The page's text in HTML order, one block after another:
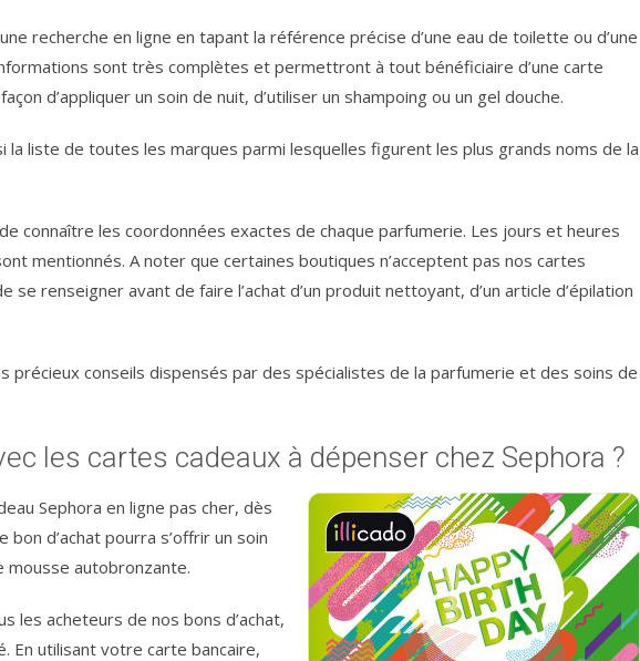
recherche en ligne en tapant la référence précise d’une eau de toilette ou d’une
sont très complètes et permettront à tout bénéficiaire d’une carte
d’appliquer un soin de nuit, d’utiliser un shampoing ou un gel douche.
la liste de toutes les marques parmi lesquelles figurent les plus grands noms de la
connaître les coordonnées exactes de chaque parfumerie. Les jours et heures
mentionnés. A noter que certaines boutiques n’acceptent pas nos cartes
se renseigner avant de faire l’achat d’un produit nettoyant, d’un article d’épilation
précieux conseils dispensés par des spécialistes de la parfumerie et des soins de
les cartes cadeaux à dépenser chez Sephora ?
Sephora en ligne pas cher, dès
bon d’achat pourra s’offrir un soin
mousse autobronzante.
les acheteurs de nos bons d’achat,
En utilisant votre carte bancaire,